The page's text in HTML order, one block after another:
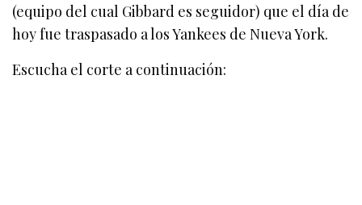
(equipo del cual Gibbard es seguidor) que el día de
hoy fue traspasado a los Yankees de Nueva York.
Escucha el corte a continuación: